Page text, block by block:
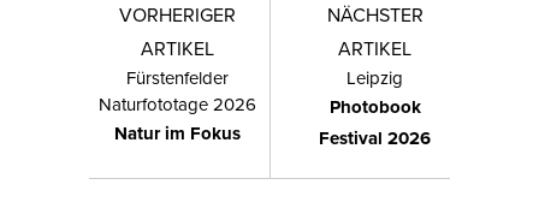
VORHERIGER
ARTIKEL
Fürstenfelder
Naturfototage 2026
Natur im Fokus
NÄCHSTER
ARTIKEL
Leipzig
Photobook
Festival 2026